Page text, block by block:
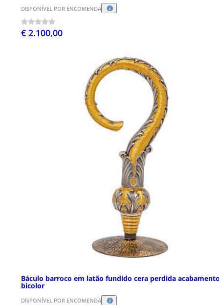
DISPONÍVEL POR ENCOMENDA
€ 2.100,00
Báculo barroco em latão fundido cera perdida
bicolor
DISPONÍVEL POR ENCOMENDA